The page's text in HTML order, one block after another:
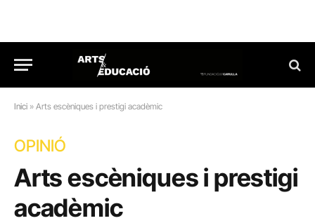
Inici » Arts escèniques i prestigi acadèmic
OPINIÓ
Arts escèniques i prestigi
acadèmic